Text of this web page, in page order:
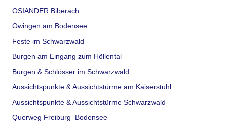
OSIANDER Biberach
Owingen am Bodensee
Feste im Schwarzwald
Burgen am Eingang zum Höllental
Burgen & Schlösser im Schwarzwald
Aussichtspunkte & Aussichtstürme am Kaiserstuhl
Aussichtspunkte & Aussichtstürme Schwarzwald
Querweg Freiburg–Bodensee